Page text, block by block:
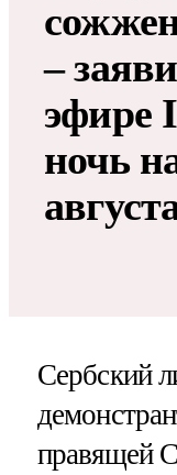
–
эфире
ночь
Сербский
правящей